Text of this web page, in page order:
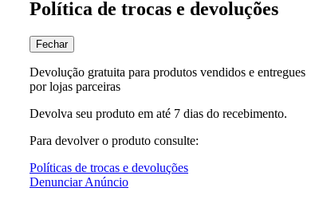
Política de trocas e devoluções
Fechar
Devolução gratuita para produtos vendidos e entregues
por lojas parceiras
Devolva seu produto em até 7 dias do recebimento.
Para devolver o produto consulte:
Políticas de trocas e devoluções
Denunciar Anúncio